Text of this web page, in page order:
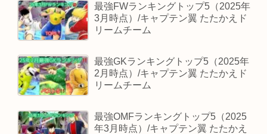
最強FWランキングトップ5（2025年
3月時点）/キャプテン翼 たたかえド
リームチーム
最強GKランキングトップ5（2025年
2月時点）/キャプテン翼 たたかえド
リームチーム
最強OMFランキングトップ5（2025
年3月時点）/キャプテン翼 たたかえ